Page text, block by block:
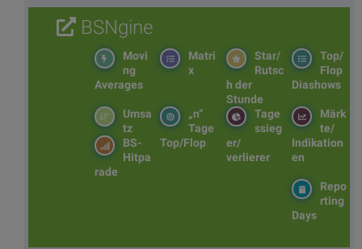
BSNgine
Top/
Flop
Diashows
Star/
Rutsc
h der
Stunde
Matri
x
Movi
ng
Averages
Märk
te/
Indikation
en
Tage
ssieg
er/
verlierer
„n“
Tage
Top/Flop
Umsa
tz
BS-
Hitpa
rade
Repo
rting
Days